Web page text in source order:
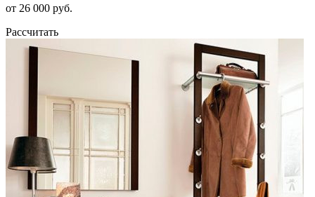
от 26 000 руб.
Рассчитать